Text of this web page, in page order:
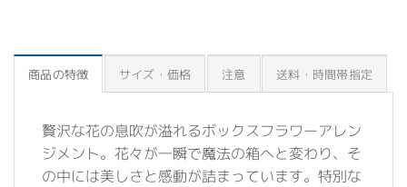
商品の特徴 サイズ・価格 注意 送料・時間帯指定
贅沢な花の息吹が溢れるボックスフラワーアレン
ジメント。花々が一瞬で魔法の箱へと変わり、そ
の中には美しさと感動が詰まっています。特別な